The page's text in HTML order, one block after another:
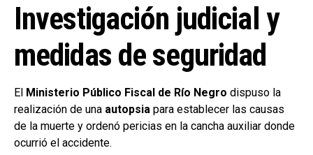
Investigación judicial y
medidas de seguridad
El Ministerio Público Fiscal de Río Negro dispuso la
realización de una autopsia para establecer las causas
de la muerte y ordenó pericias en la cancha auxiliar donde
ocurrió el accidente.